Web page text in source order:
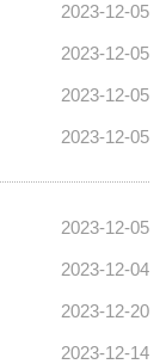
2023-12-05
2023-12-05
2023-12-05
2023-12-05
2023-12-05
2023-12-04
2023-12-20
2023-12-14